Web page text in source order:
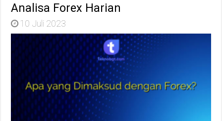
Analisa Forex Harian
10 Juli 2023